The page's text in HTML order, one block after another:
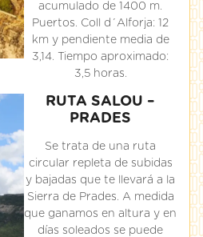
acumulado de 1400 m.
Puertos. Coll d´Alforja: 12
km y pendiente media de
3,14. Tiempo aproximado:
3,5 horas.
RUTA SALOU –
PRADES
Se trata de una ruta
circular repleta de subidas
y bajadas que te llevará a la
Sierra de Prades. A medida
que ganamos en altura y en
días soleados se puede